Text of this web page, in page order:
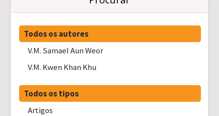
Todos os autores
V.M. Samael Aun Weor
V.M. Kwen Khan Khu
Todos os tipos
Artigos